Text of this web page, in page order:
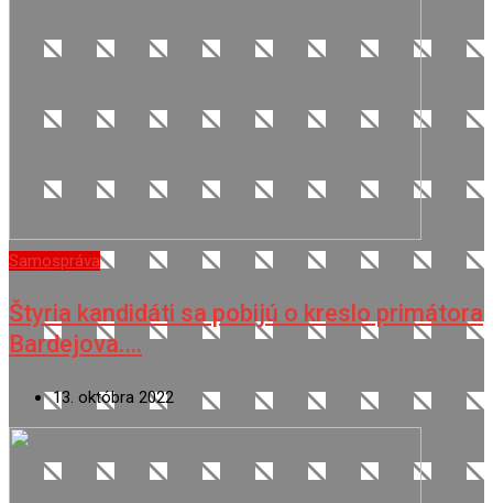
Samospráva
Štyria kandidáti sa pobijú o kreslo primátora
Bardejova.…
13. októbra 2022